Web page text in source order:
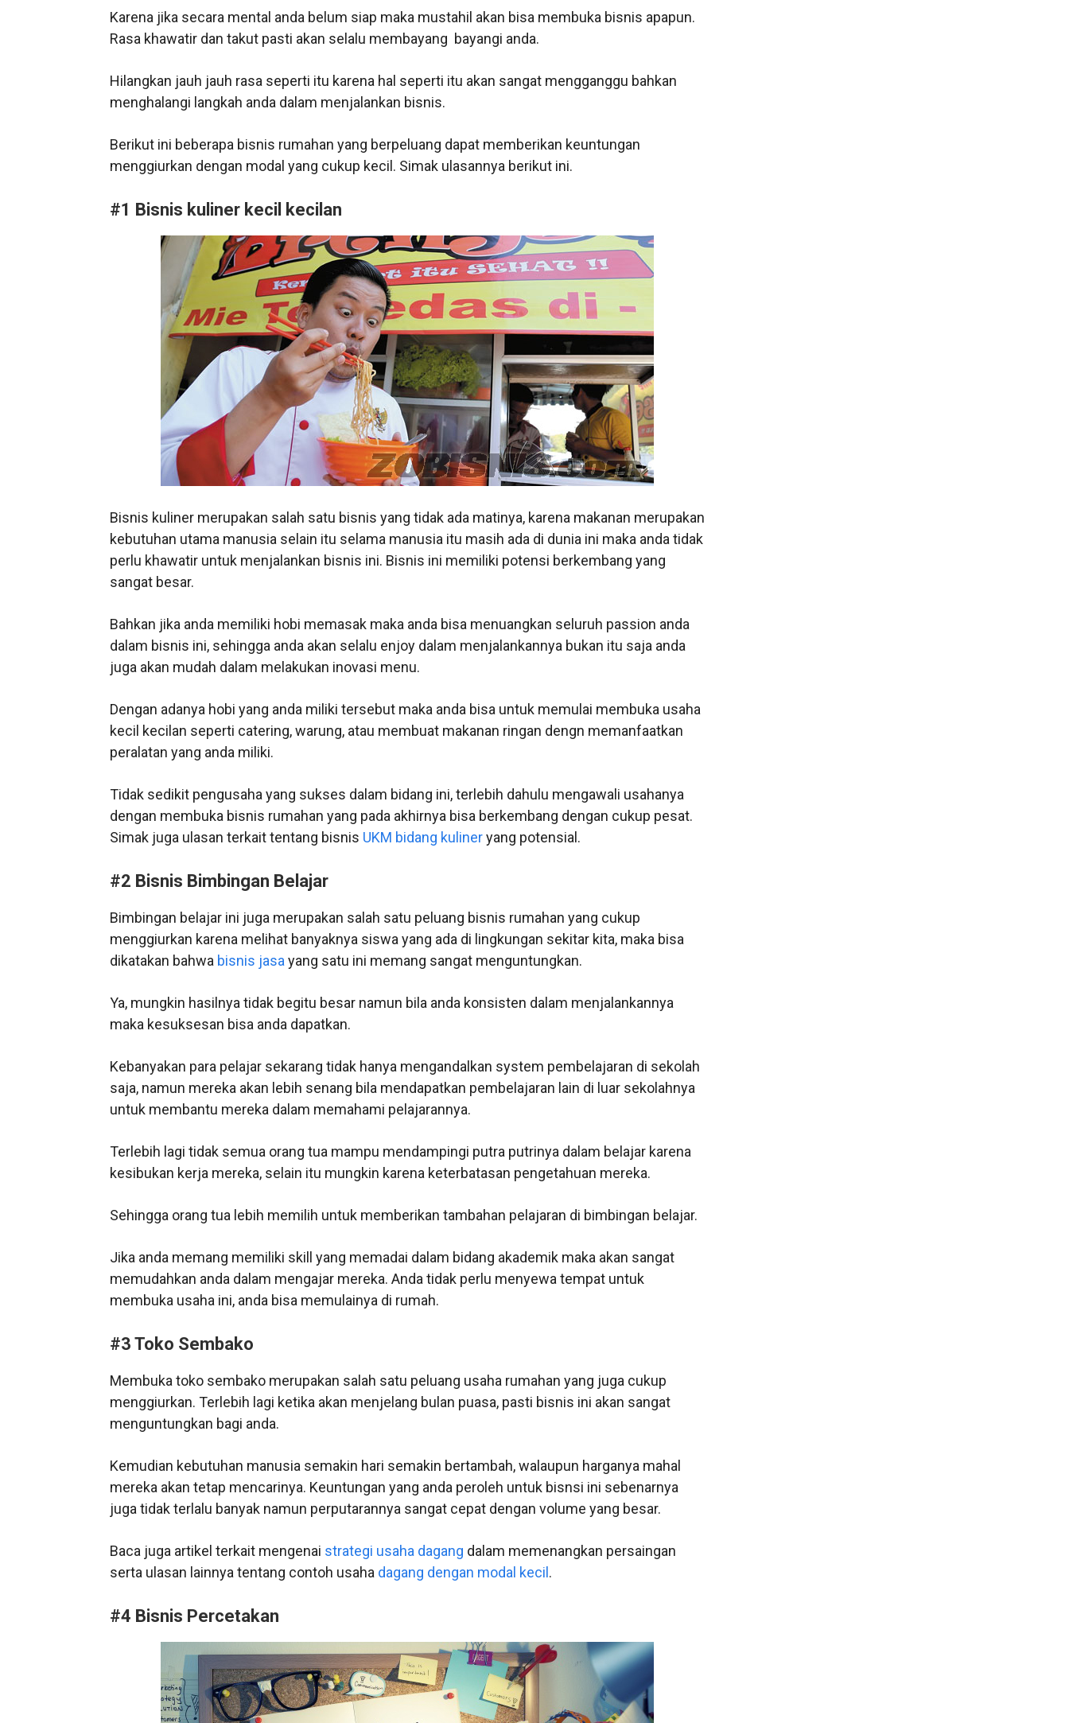
Karena jika secara mental anda belum siap maka mustahil akan bisa membuka bisnis apapun.
Rasa khawatir dan takut pasti akan selalu membayang bayangi anda.
Hilangkan jauh jauh rasa seperti itu karena hal seperti itu akan sangat mengganggu bahkan
menghalangi langkah anda dalam menjalankan bisnis.
Berikut ini beberapa bisnis rumahan yang berpeluang dapat memberikan keuntungan
menggiurkan dengan modal yang cukup kecil. Simak ulasannya berikut ini.
#1 Bisnis kuliner kecil kecilan
Bisnis kuliner merupakan salah satu bisnis yang tidak ada matinya, karena makanan merupakan
kebutuhan utama manusia selain itu selama manusia itu masih ada di dunia ini maka anda tidak
perlu khawatir untuk menjalankan bisnis ini. Bisnis ini memiliki potensi berkembang yang
sangat besar.
Bahkan jika anda memiliki hobi memasak maka anda bisa menuangkan seluruh passion anda
dalam bisnis ini, sehingga anda akan selalu enjoy dalam menjalankannya bukan itu saja anda
juga akan mudah dalam melakukan inovasi menu.
Dengan adanya hobi yang anda miliki tersebut maka anda bisa untuk memulai membuka usaha
kecil kecilan seperti catering, warung, atau membuat makanan ringan dengn memanfaatkan
peralatan yang anda miliki.
Tidak sedikit pengusaha yang sukses dalam bidang ini, terlebih dahulu mengawali usahanya
dengan membuka bisnis rumahan yang pada akhirnya bisa berkembang dengan cukup pesat.
Simak juga ulasan terkait tentang bisnis UKM bidang kulineryang potensial.
#2 Bisnis Bimbingan Belajar
Bimbingan belajar ini juga merupakan salah satu peluang bisnis rumahan yang cukup
menggiurkan karena melihat banyaknya siswa yang ada di lingkungan sekitar kita, maka bisa
dikatakan bahwa bisnis jasayang satu ini memang sangat menguntungkan.
Ya, mungkin hasilnya tidak begitu besar namun bila anda konsisten dalam menjalankannya
maka kesuksesan bisa anda dapatkan.
Kebanyakan para pelajar sekarang tidak hanya mengandalkan system pembelajaran di sekolah
saja, namun mereka akan lebih senang bila mendapatkan pembelajaran lain di luar sekolahnya
untuk membantu mereka dalam memahami pelajarannya.
Terlebih lagi tidak semua orang tua mampu mendampingi putra putrinya dalam belajar karena
kesibukan kerja mereka, selain itu mungkin karena keterbatasan pengetahuan mereka.
Sehingga orang tua lebih memilih untuk memberikan tambahan pelajaran di bimbingan belajar.
Jika anda memang memiliki skill yang memadai dalam bidang akademik maka akan sangat
memudahkan anda dalam mengajar mereka. Anda tidak perlu menyewa tempat untuk
membuka usaha ini, anda bisa memulainya di rumah.
#3 Toko Sembako
Membuka toko sembako merupakan salah satu peluang usaha rumahan yang juga cukup
menggiurkan. Terlebih lagi ketika akan menjelang bulan puasa, pasti bisnis ini akan sangat
menguntungkan bagi anda.
Kemudian kebutuhan manusia semakin hari semakin bertambah, walaupun harganya mahal
mereka akan tetap mencarinya. Keuntungan yang anda peroleh untuk bisnsi ini sebenarnya
juga tidak terlalu banyak namun perputarannya sangat cepat dengan volume yang besar.
Baca juga artikel terkait mengenai strategi usaha dagang dalam memenangkan persaingan
serta ulasan lainnya tentang contoh usaha dagang dengan modal kecil .
#4 Bisnis Percetakan